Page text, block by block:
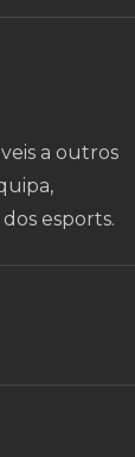
a outros
esports.